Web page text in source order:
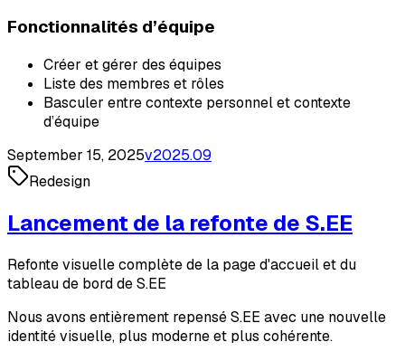
Fonctionnalités d’équipe
Créer et gérer des équipes
Liste des membres et rôles
Basculer entre contexte personnel et contexte
d’équipe
September 15, 2025v2025.09
Redesign
Lancement de la refonte de S.EE
Refonte visuelle complète de la page d'accueil et du
tableau de bord de S.EE
Nous avons entièrement repensé S.EE avec une nouvelle
identité visuelle, plus moderne et plus cohérente.